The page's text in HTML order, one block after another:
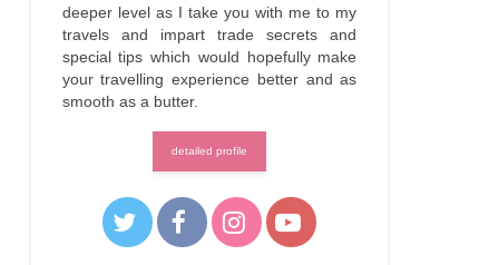
deeper level as I take you with me to my
travels and impart trade secrets and
special tips which would hopefully make
your travelling experience better and as
smooth as a butter.
detailed profile